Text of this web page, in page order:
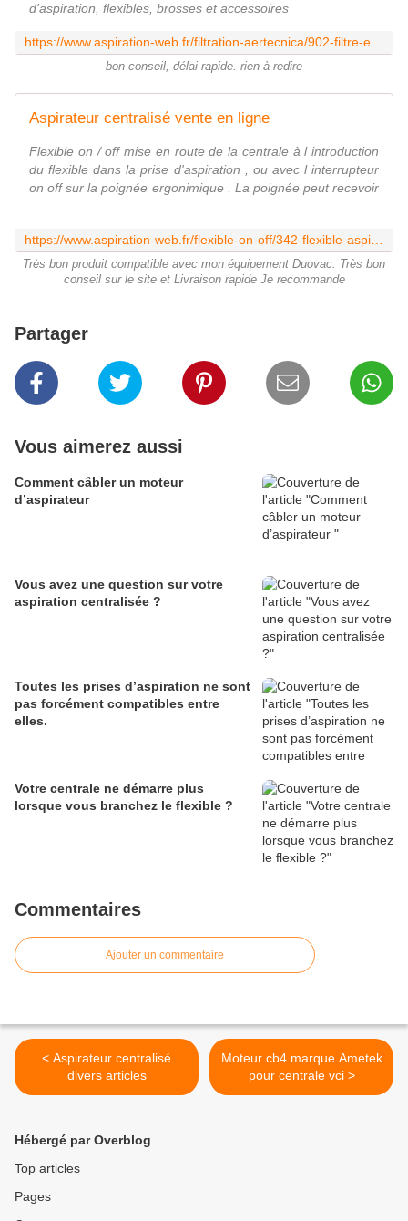
d'aspiration, flexibles, brosses et accessoires
bon conseil, délai rapide. rien à redire
Aspirateur centralisé vente en ligne
Flexible on / off mise en route de la centrale à l introduction
du flexible dans la prise d'aspiration , ou avec l interrupteur
on off sur la poignée ergonimique . La poignée peut recevoir
Très bon produit compatible avec mon équipement Duovac. Très bon
conseil sur le site et Livraison rapide Je recommande
Partager
Vous aimerez aussi
Comment câbler un moteur
d’aspirateur
Vous avez une question sur votre
aspiration centralisée ?
Toutes les prises d’aspiration ne sont
pas forcément compatibles entre
elles.
Votre centrale ne démarre plus
lorsque vous branchez le flexible ?
Commentaires
Ajouter un commentaire
< Aspirateur centralisé
divers articles
Moteur cb4 marque Ametek
pour centrale vci >
Hébergé par Overblog
Top articles
Pages